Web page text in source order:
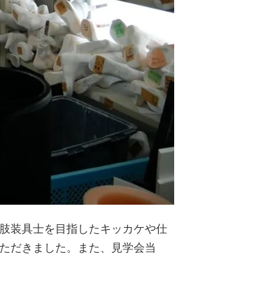
装具士を目指したキッカケや仕
だきました。また、見学会当